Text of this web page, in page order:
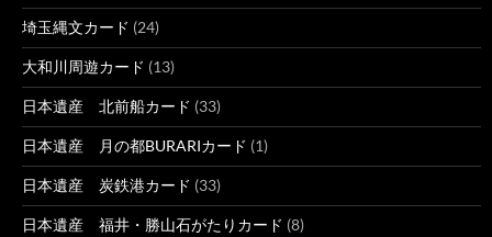
埼玉縄文カード (24)
大和川周遊カード (13)
日本遺産 北前船カード (33)
日本遺産 月の都BURARIカード (1)
日本遺産 炭鉄港カード (33)
日本遺産 福井・勝山石がたりカード (8)